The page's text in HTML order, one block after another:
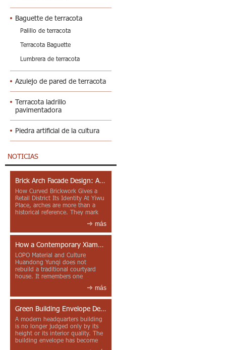
Baguette de terracota
Palillo de terracota
Terracota Baguette
Lumbrera de terracota
Azulejo de pared de terracota
Terracota ladrillo
pavimentadora
Piedra artificial de la cultura
NOTICIAS
Brick Arch Facade Design: A Closer Look at Yiwu Place
How Curved Brickwork Gives a
Retail District Its Identity At Yiwu
Place, arches are more than a
historical reference. They mark
más
How a Contemporary Xiamen Project Reframes Minnan Red Brick
LOPO Material and Culture
Huandong Yunqi does not
rebuild a traditional courtyard
house. It remembers one
más
Green Building Envelope Design: Clay Sunscreen Fins for Modern Headquarters Architecture
A modern headquarters building
is no longer judged only by its
height or its interior quality. The
building envelope has become